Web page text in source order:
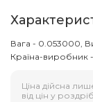
Вага - 0.053000,
Країна-виробник
Ціна дійсна
від цін у